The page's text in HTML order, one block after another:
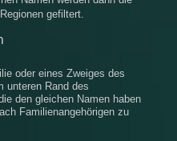
gefiltert.
oder eines Zweiges des
unteren Rand des
den gleichen Namen haben
Familienangehörigen zu